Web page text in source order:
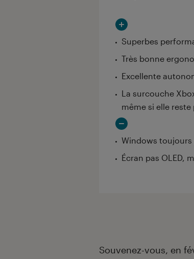
Superbes
Très bonne
Excellente
La surcouche
même si elle
Windows
Écran pas OLED,
Introduction
Souvenez-vous, en